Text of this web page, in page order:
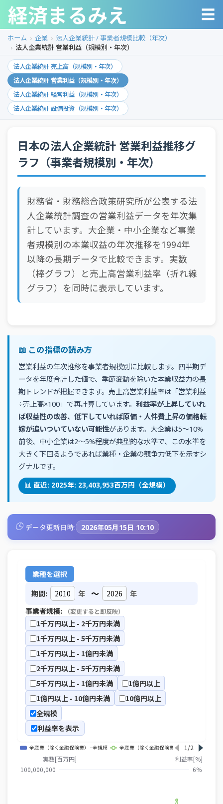
経済まるみえ ☰
ホーム 企業
法人企業統計 / 事業者規模比較（年次）
法人企業統計 営業利益（規模別・年次）
法人企業統計 売上高（規模別・年次）
法人企業統計 営業利益（規模別・年次）
法人企業統計 経常利益（規模別・年次）
法人企業統計 設備投資（規模別・年次）
日本の法人企業統計 営業利益推移グ
ラフ（事業者規模別・年次）
財務省・財務総合政策研究所が公表する法
人企業統計調査の営業利益データを年次集
計しています。大企業・中小企業など事業
者規模別の本業収益の年次推移を1994年
以降の長期データで比較できます。実数
（棒グラフ）と売上高営業利益率（折れ線
グラフ）を同時に表示しています。
📖 この指標の読み方
営業利益の年次推移を事業者規模別に比較します。四半期デ
ータを年度合計した値で、季節変動を除いた本業収益力の長
期トレンドが把握できます。売上高営業利益率は「営業利益
÷売上高×100」で再計算しています。 利益率が上昇していれ
ば収益性の改善、低下していれば原価・人件費上昇の価格転
嫁が追いついていない可能性があります。大企業は5〜10%
前後、中小企業は2〜5%程度が典型的な水準で、この水準を
大きく下回るようであれば業種・企業の競争力低下を示すシ
グナルです。
📊 直近: 2025年: 23,403,953百万円（全規模）
🕒 データ更新日時: 2026年05月15日 10:10
業種を選択
期間:
年 ～
年
事業者規模:
（変更すると即反映）
1千万円以上 - 2千万円未満
1千万円以上 - 5千万円未満
1千万円以上 - 1億円未満
2千万円以上 - 5千万円未満
5千万円以上 - 1億円未満
1億円以上
1億円以上 - 10億円未満
10億円以上
全規模
利益率を表示